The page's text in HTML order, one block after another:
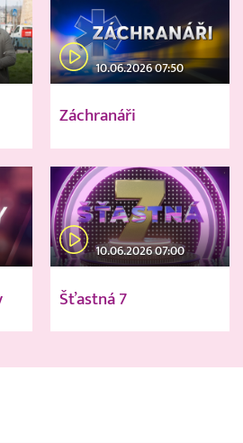
10.06.2026 07:50
Záchranáři
10.06.2026 07:00
Šťastná 7